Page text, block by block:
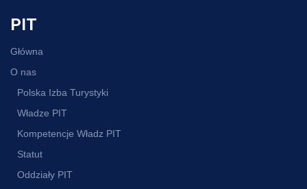
PIT
Główna
O nas
Polska Izba Turystyki
Władze PIT
Kompetencje Władz PIT
Statut
Oddziały PIT